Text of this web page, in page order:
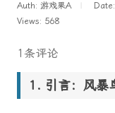
Auth: 游戏果A
Views: 568
1条评论
引言：风暴